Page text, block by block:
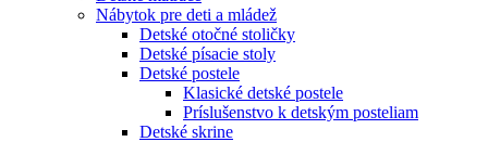
Nábytok pre deti a mládež
Detské otočné stoličky
Detské písacie stoly
Detské postele
Klasické detské postele
Príslušenstvo k detským posteliam
Detské skrine